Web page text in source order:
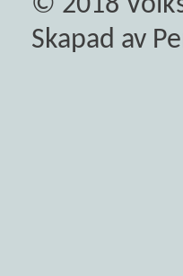
Skapad av